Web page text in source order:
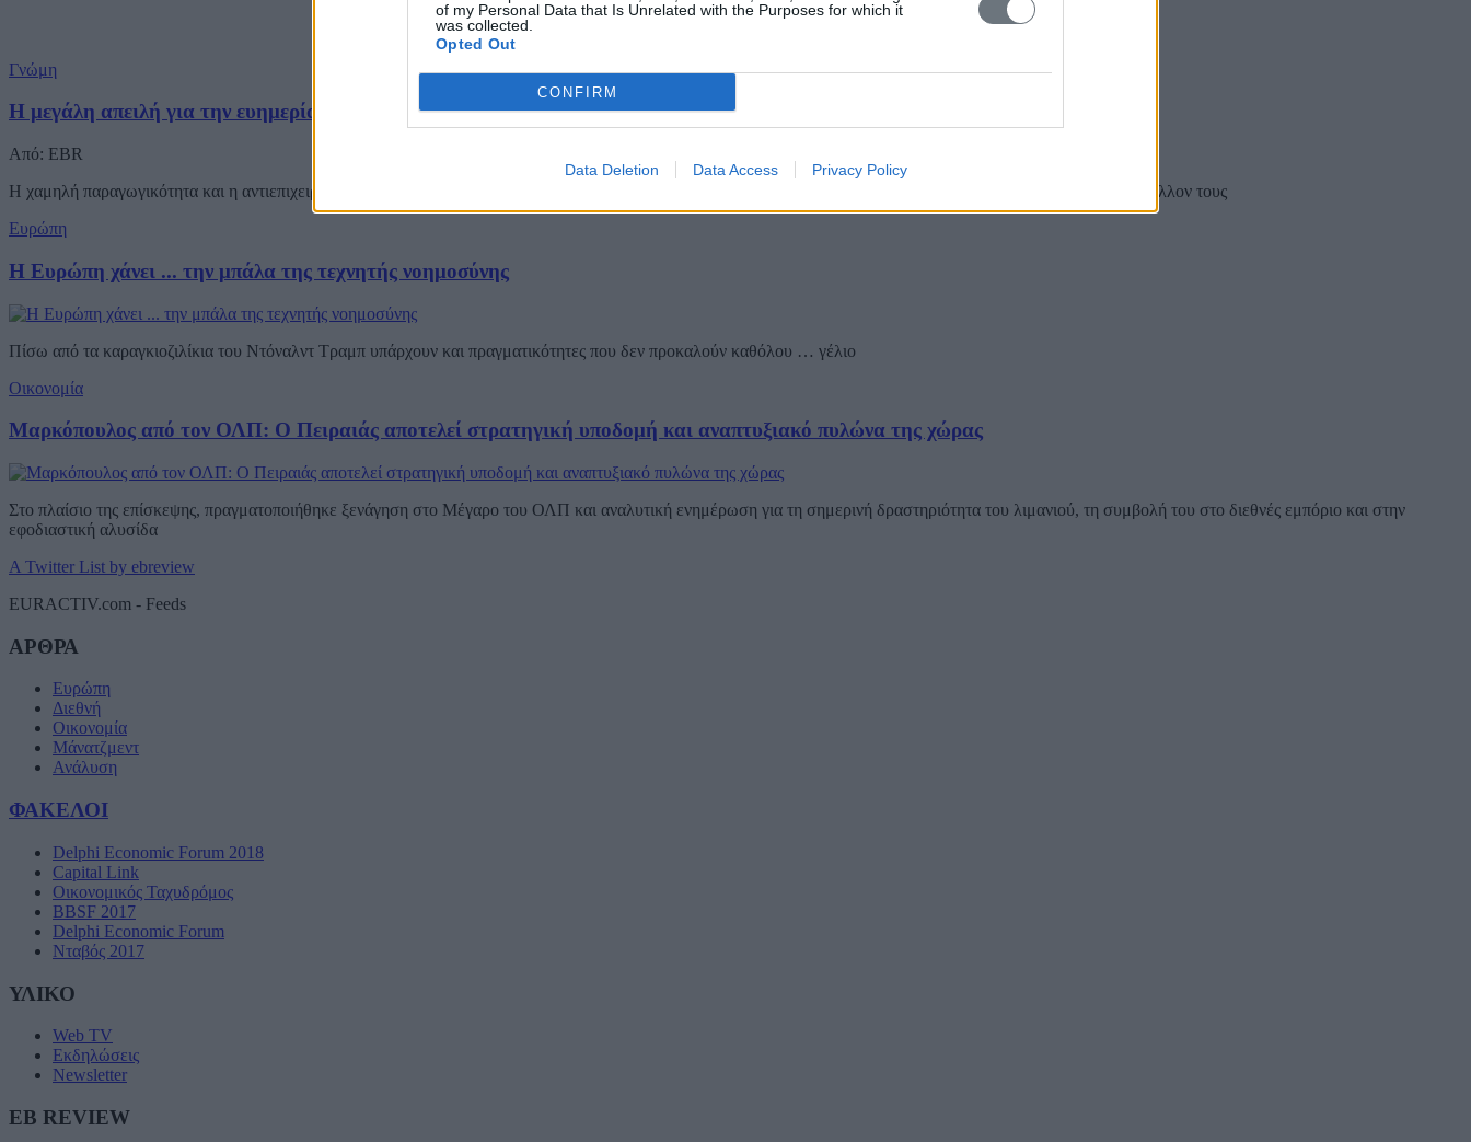
of my Personal Data that Is Unrelated with the Purposes for which it
was collected.
Opted Out
CONFIRM
Data Deletion Data Access Privacy Policy
Γνώμη
Η μεγάλη απειλή για την ευημερία μας
Από: EBR
Η χαμηλή παραγωγικότητα και η αντιεπιχειρηματική ιδεολογία, τόσο για την Ελλάδα όσο και για πολλές αναπτυγμένες οικονομίες είναι οι μεγάλες απειλές για το μέλλον τους
Ευρώπη
Η Ευρώπη χάνει ... την μπάλα της τεχνητής νοημοσύνης
Πίσω από τα καραγκιοζιλίκια του Ντόναλντ Τραμπ υπάρχουν και πραγματικότητες που δεν προκαλούν καθόλου … γέλιο
Οικονομία
Μαρκόπουλος από τον ΟΛΠ: Ο Πειραιάς αποτελεί στρατηγική υποδομή και αναπτυξιακό πυλώνα της χώρας
Στο πλαίσιο της επίσκεψης, πραγματοποιήθηκε ξενάγηση στο Μέγαρο του ΟΛΠ και αναλυτική ενημέρωση για τη σημερινή δραστηριότητα του λιμανιού, τη συμβολή του στο διεθνές εμπόριο και στην
εφοδιαστική αλυσίδα
A Twitter List by ebreview
EURACTIV.com - Feeds
ΑΡΘΡΑ
Ευρώπη
Διεθνή
Οικονομία
Μάνατζμεντ
Ανάλυση
ΦΑΚΕΛΟΙ
Delphi Economic Forum 2018
Capital Link
Οικονομικός Ταχυδρόμος
BBSF 2017
Delphi Economic Forum
Νταβός 2017
ΥΛΙΚΟ
Web TV
Εκδηλώσεις
Newsletter
EB REVIEW